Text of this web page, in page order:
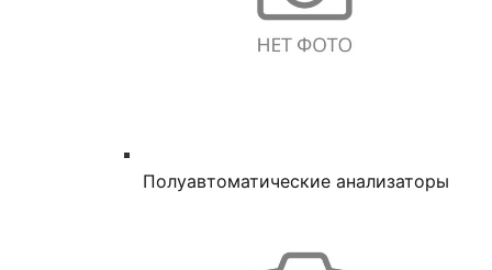
Полуавтоматические анализаторы